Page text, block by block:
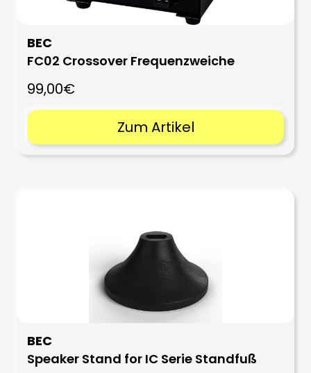
BEC
FC02 Crossover Frequenzweiche
99,00€
Zum Artikel
BEC
Speaker Stand for IC Serie Standfuß